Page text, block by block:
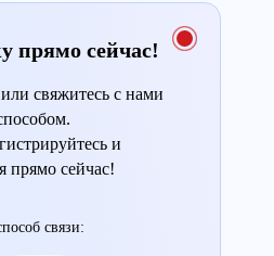
прямо сейчас!
свяжитесь с нами
и
прямо сейчас!
связи: